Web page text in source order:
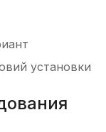
установки